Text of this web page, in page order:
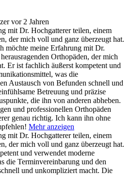
vor 2 Jahren
mit Dr. Hochgatterer teilen, einem
der mich voll und ganz überzeugt hat.
möchte meine Erfahrung mit Dr.
Orthopäden, der mich
Er ist fachlich äußerst kompetent und
was die
Austausch von Befunden schnell und
Betreuung und präzise
die ihn von anderen abheben.
und professionellen Orthopäden
genau richtig. Ich kann ihn ohne
Mehr anzeigen
mit Dr. Hochgatterer teilen, einem
der mich voll und ganz überzeugt hat.
und verwendet moderne
die Terminvereinbarung und den
und unkompliziert macht. Die